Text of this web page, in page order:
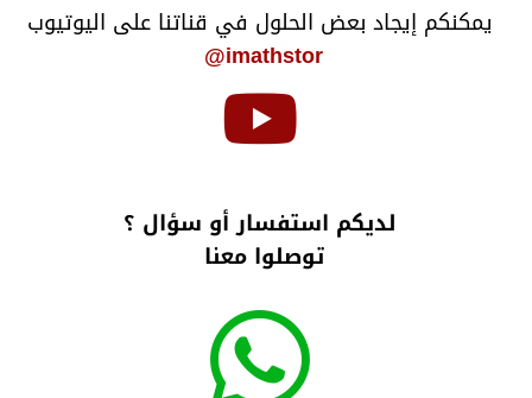
يمكنكم إيجاد بعض الحلول في قناتنا على اليوتيوب
imathstor@
لديكم استفسار أو سؤال ؟
توصلوا معنا